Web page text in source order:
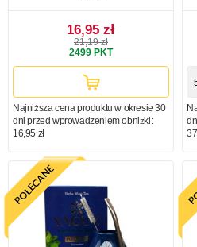
16,95 zł
21,19 zł
2499 PKT
Najniższa cena produktu w okresie 30
dni przed wprowadzeniem obniżki:
16,95 zł